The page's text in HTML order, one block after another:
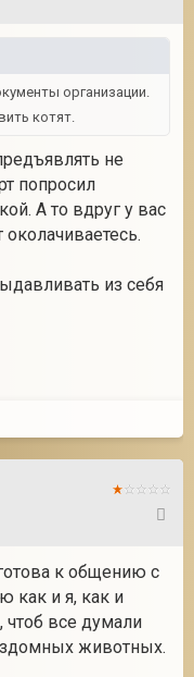
организации.
котят.
не
попросил
А то вдруг у вас
из себя
к общению с
как и я, как и
чтоб все думали
животных.